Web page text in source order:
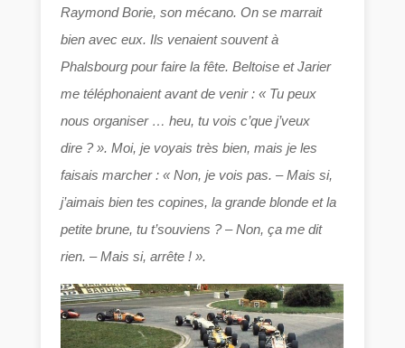
Raymond Borie, son mécano. On se marrait
bien avec eux. Ils venaient souvent à
Phalsbourg pour faire la fête. Beltoise et Jarier
me téléphonaient avant de venir : « Tu peux
nous organiser … heu, tu vois c’que j’veux
dire ? ». Moi, je voyais très bien, mais je les
faisais marcher : « Non, je vois pas. – Mais si,
j’aimais bien tes copines, la grande blonde et la
petite brune, tu t’souviens ? – Non, ça me dit
rien. – Mais si, arrête ! ».